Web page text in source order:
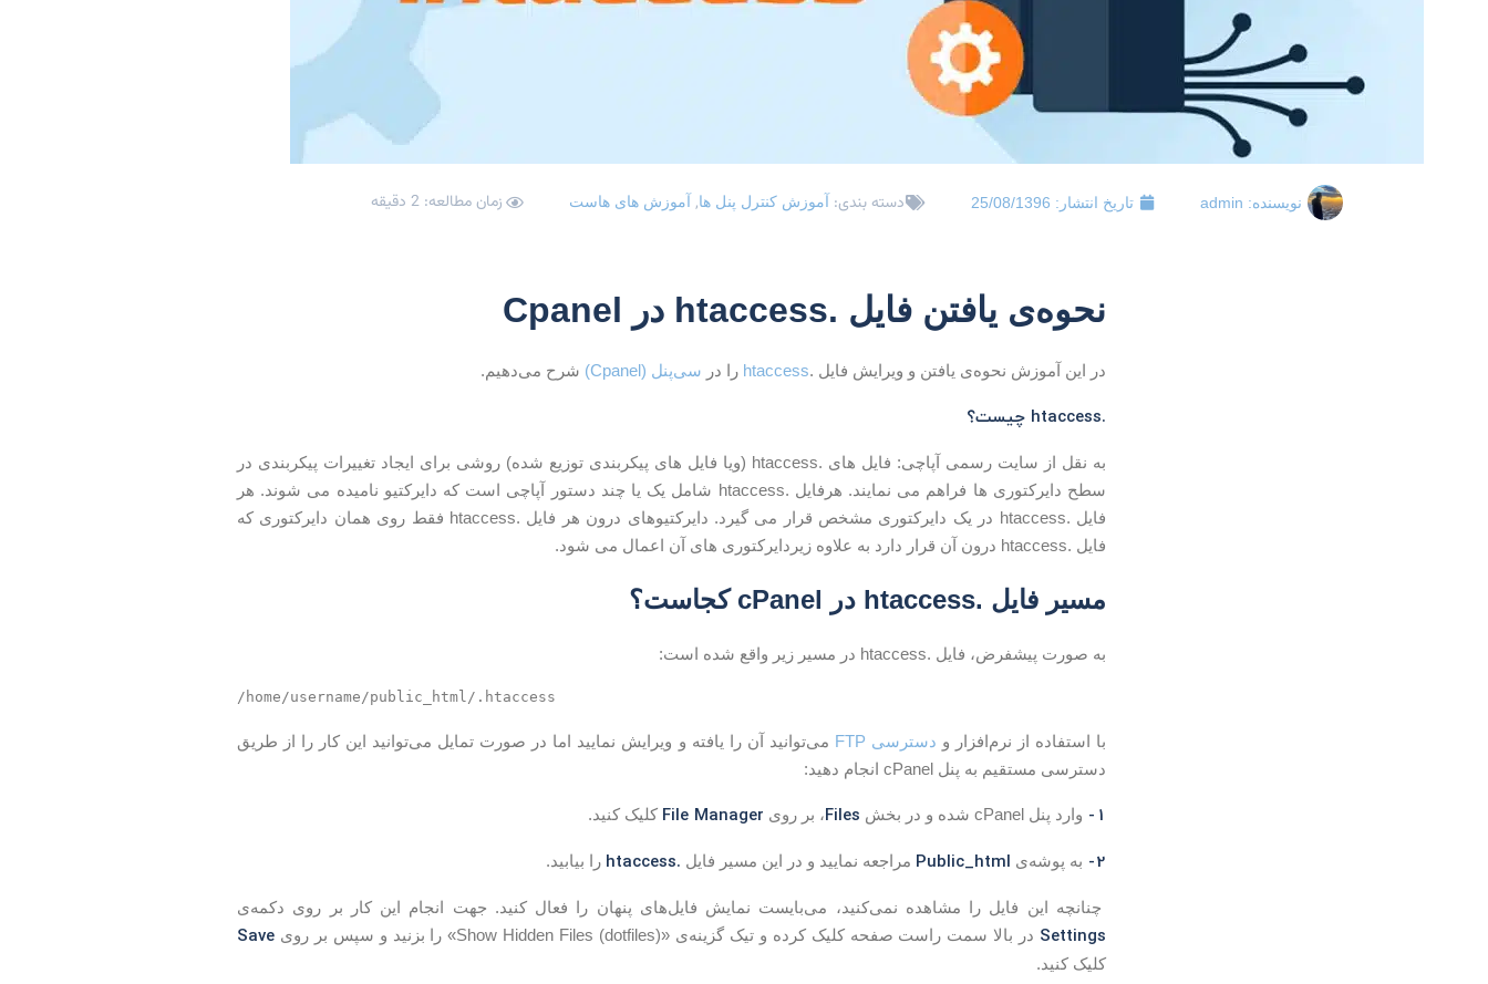
نویسنده: تاریخ انتشار: 25/08/1396 دسته بندی: آموزش کنترل پنل ها, آموزش های هاست زمان مطالعه: 2 دقیقه
نحوه‌ی یافتن فایل .htaccess در Cpanel
در این آموزش نحوه‌ی یافتن و ویرایش فایل .htaccess را در سی‌پنل (Cpanel) شرح می‌دهیم.
.htaccess چیست؟
به نقل از سایت رسمی آپاچی: فایل های .htaccess (ویا فایل های پیکربندی توزیع شده) روشی برای ایجاد تغییرات پیکربندی در
سطح دایرکتوری ها فراهم می نمایند. هرفایل .htaccess شامل یک یا چند دستور آپاچی است که دایرکتیو نامیده می شوند. هر
فایل .htaccess در یک دایرکتوری مشخص قرار می گیرد. دایرکتیوهای درون هر فایل .htaccess فقط روی همان دایرکتوری که
فایل .htaccess درون آن قرار دارد به علاوه زیردایرکتوری های آن اعمال می شود.
مسیر فایل .htaccess در cPanel کجاست؟
به صورت پیشفرض، فایل .htaccess در مسیر زیر واقع شده است:
/home/username/public_html/.htaccess
با استفاده از نرم‌افزار و دسترسی FTP
می‌توانید آن را یافته و ویرایش نمایید اما در صورت تمایل می‌توانید این کار را از طریق
دسترسی مستقیم به پنل cPanel انجام دهید:
1- وارد پنل cPanel شده و در بخش Files، بر روی File Manager کلیک کنید.
2- به پوشه‌ی Public_html مراجعه نمایید و در این مسیر فایل .htaccess را بیابید.
چنانچه این فایل را مشاهده نمی‌کنید، می‌بایست نمایش فایل‌های پنهان را فعال کنید. جهت انجام این کار بر روی دکمه‌ی
Settings در بالا سمت راست صفحه کلیک کرده و تیک گزینه‌ی «(Show Hidden Files (dotfiles» را بزنید و سپس بر روی Save
کلیک کنید.